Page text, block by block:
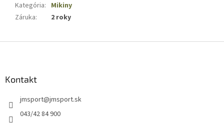
Kategória: Mikiny
Záruka: 2 roky
Kontakt
jmsport@jmsport.sk
043/42 84 900